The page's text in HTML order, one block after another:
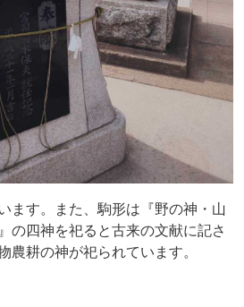
ます。また、駒形は『野の神・山
の四神を祀ると古来の文献に記さ
農耕の神が祀られています。